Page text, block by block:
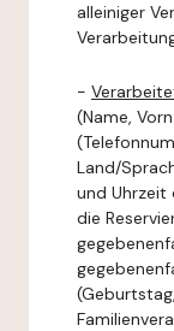
alleiniger
-
(Name,
Land/
und Uhrzeit
die